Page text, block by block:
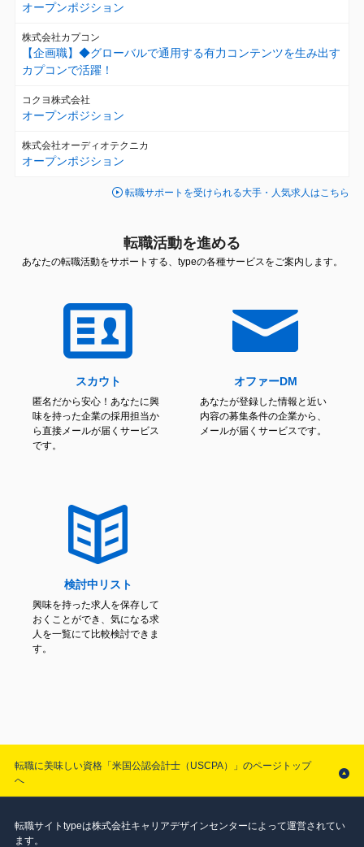
オープンポジション
株式会社カプコン
【企画職】◆グローバルで通用する有力コンテンツを生み出す
カプコンで活躍！
コクヨ株式会社
オープンポジション
株式会社オーディオテクニカ
オープンポジション
転職サポートを受けられる大手・人気求人はこちら
転職活動を進める
あなたの転職活動をサポートする、typeの各種サービスをご案内します。
スカウト
匿名だから安心！あなたに興
味を持った企業の採用担当か
ら直接メールが届くサービス
です。
オファーDM
あなたが登録した情報と近い
内容の募集条件の企業から、
メールが届くサービスです。
検討中リスト
興味を持った求人を保存して
おくことができ、気になる求
人を一覧にて比較検討できま
す。
転職に美味しい資格「米国公認会計士（USCPA）」のページトップ
へ
転職サイトtypeは株式会社キャリアデザインセンターによって運営されてい
ます。